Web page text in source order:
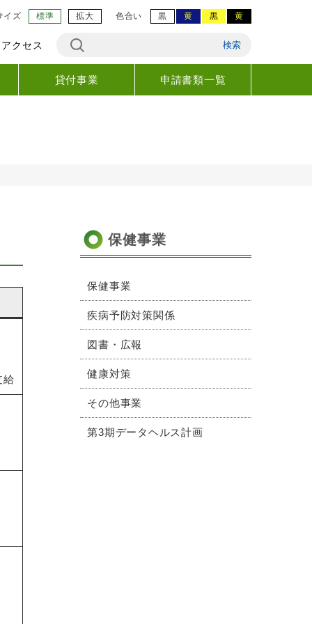
イズ 標準 拡大 色合い 黒 黄 黒 黄
アクセス 検索
貸付事業 申請書類一覧
給
保健事業
保健事業
疾病予防対策関係
図書・広報
健康対策
その他事業
第3期データヘルス計画